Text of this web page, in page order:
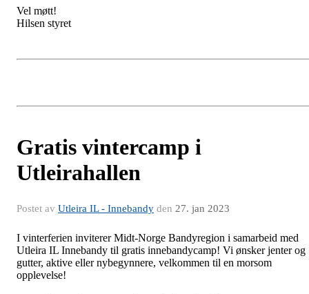
Vel møtt!
Hilsen styret
Gratis vintercamp i
Utleirahallen
Postet av Utleira IL - Innebandy den 27. jan 2023
I vinterferien inviterer Midt-Norge Bandyregion i samarbeid med
Utleira IL Innebandy til gratis innebandycamp! Vi ønsker jenter og
gutter, aktive eller nybegynnere, velkommen til en morsom
opplevelse!